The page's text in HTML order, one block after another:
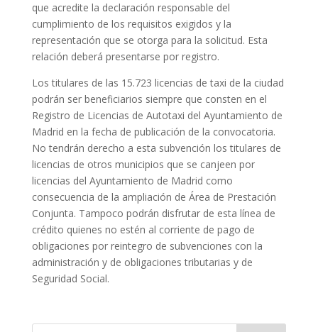
que acredite la declaración responsable del
cumplimiento de los requisitos exigidos y la
representación que se otorga para la solicitud. Esta
relación deberá presentarse por registro.
Los titulares de las 15.723 licencias de taxi de la ciudad
podrán ser beneficiarios siempre que consten en el
Registro de Licencias de Autotaxi del Ayuntamiento de
Madrid en la fecha de publicación de la convocatoria.
No tendrán derecho a esta subvención los titulares de
licencias de otros municipios que se canjeen por
licencias del Ayuntamiento de Madrid como
consecuencia de la ampliación de Área de Prestación
Conjunta. Tampoco podrán disfrutar de esta línea de
crédito quienes no estén al corriente de pago de
obligaciones por reintegro de subvenciones con la
administración y de obligaciones tributarias y de
Seguridad Social.